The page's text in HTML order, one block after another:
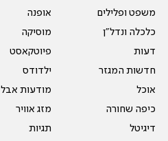
משפט ופלילים
כלכלה ונדל"ן
דעות
חדשות המגזר
אוכל
כיפה שחורה
דיגיטל
אופנה
מוסיקה
פיוטקאסט
ילדודס
מודעות אבל
מזג אוויר
תגיות